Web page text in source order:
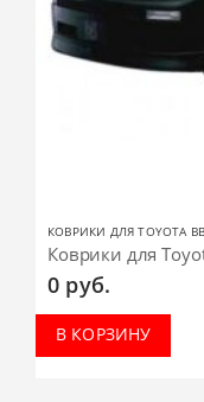
КОВРИКИ ДЛЯ TOYOTA
Коврики для
0 руб.
В КОРЗИНУ